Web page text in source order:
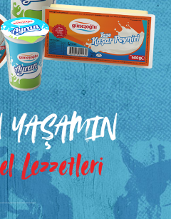
YAŞAMIN
Lezzetleri